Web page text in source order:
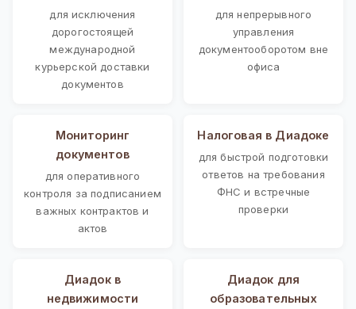
для исключения
дорогостоящей
международной
курьерской доставки
документов
для непрерывного
управления
документооборотом вне
офиса
Мониторинг
документов
для оперативного
контроля за подписанием
важных контрактов и
актов
Налоговая в Диадоке
для быстрой подготовки
ответов на требования
ФНС и встречные
проверки
Диадок в
недвижимости
Диадок для
образовательных